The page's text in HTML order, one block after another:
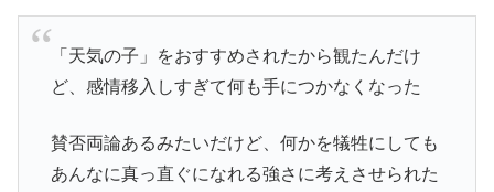
「天気の子」をおすすめされたから観たんだけ
ど、感情移入しすぎて何も手につかなくなった
賛否両論あるみたいだけど、何かを犠牲にしても
あんなに真っ直ぐになれる強さに考えさせられた